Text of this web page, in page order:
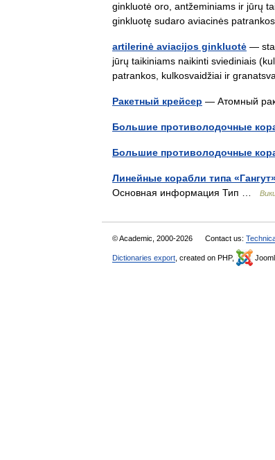
ginkluotė oro, antžeminiams ir jūrų
ginkluotę sudaro aviacinės
artilerinė aviacijos ginkluotė —
jūrų taikiniams naikinti sviediniais
patrankos, kulkosvaidžiai ir
Ракетный крейсер — Атомный
Большие противолодочные
Большие противолодочные
Линейные корабли типа
Основная информация Тип …
© Academic, 2000-2026 Contact us:
Dictionaries export , created on PHP,